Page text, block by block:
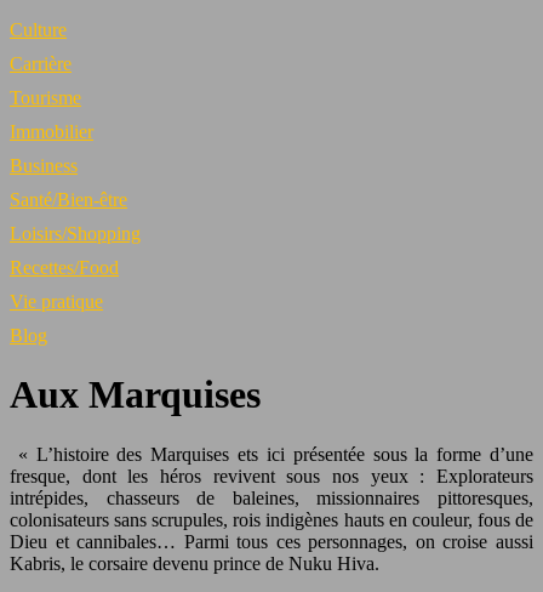
Culture
Carrière
Tourisme
Immobilier
Business
Santé/Bien-être
Loisirs/Shopping
Recettes/Food
Vie pratique
Blog
Aux Marquises
« L’histoire des Marquises ets ici présentée sous la forme d’une
fresque, dont les héros revivent sous nos yeux : Explorateurs
intrépides, chasseurs de baleines, missionnaires pittoresques,
colonisateurs sans scrupules, rois indigènes hauts en couleur, fous de
Dieu et cannibales… Parmi tous ces personnages, on croise aussi
Kabris, le corsaire devenu prince de Nuku Hiva.